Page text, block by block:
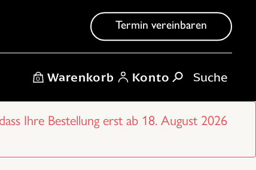
Termin vereinbaren
Warenkorb
0 Konto
Ihre Bestellung erst ab 18. August 2026